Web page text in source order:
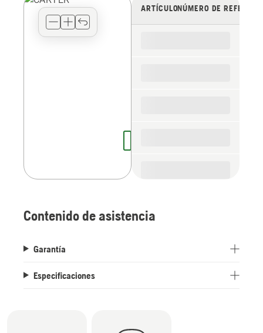
view
ARTÍCULONÚMERO DE
Contenido de asistencia
Garantía
Especificaciones